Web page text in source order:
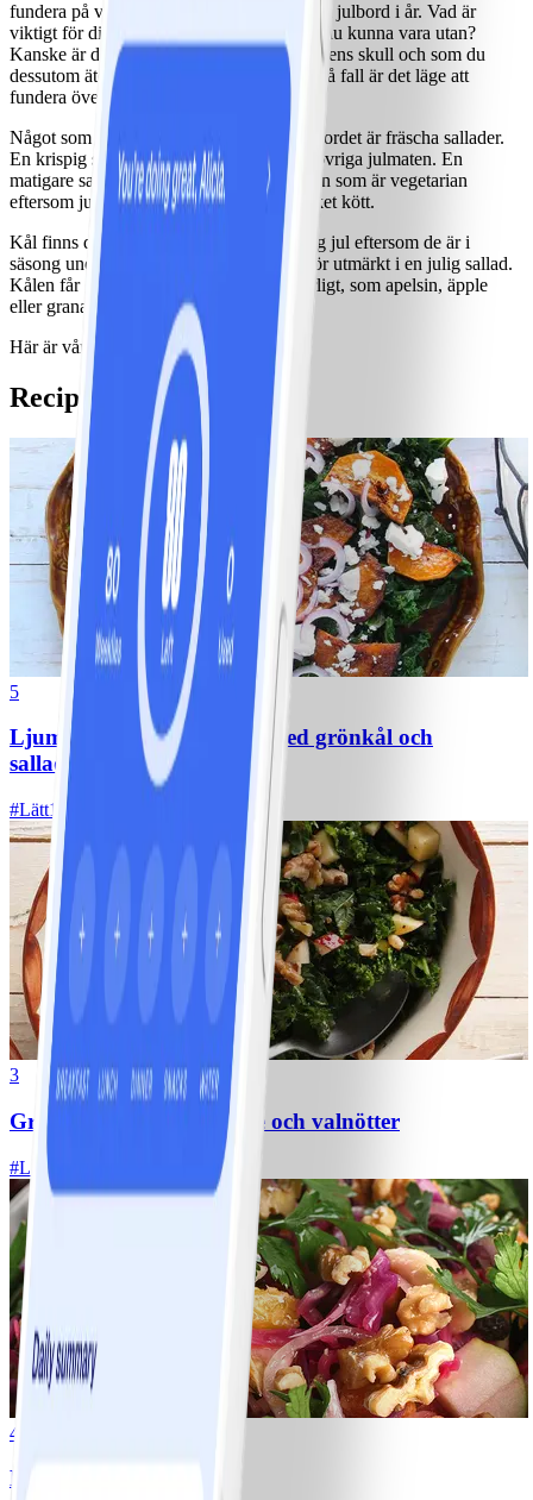
fundera på vad som verkligen platsar på ert julbord i år. Vad är
viktigt för dig på julbordet och vad skulle du kunna vara utan?
Kanske är det något ni har där bara för sakens skull och som du
dessutom äter för att det står framdukat. I så fall är det läge att
fundera över menyn.
Något som ofta är en stor bristvara på julbordet är fräscha sallader.
En krispig sallad passar väl in bland den övriga julmaten. En
matigare sallad är dessutom perfekt för den som är vegetarian
eftersom julbordet annars innehåller mycket kött.
Kål finns det ofta gott om i affärerna kring jul eftersom de är i
säsong under stor del av året. Det är därför utmärkt i en julig sallad.
Kålen får gärna piffas upp med något syrligt, som apelsin, äpple
eller granatäpple.
Här är våra bästa sallader för julbordet.
Recipes
5
Ljummen butternutsallad med grönkål och
salladsost
#Lätt15 MIN
3
Grönkålssallad med äpple och valnötter
#Lätt
4
Rödkålssallad